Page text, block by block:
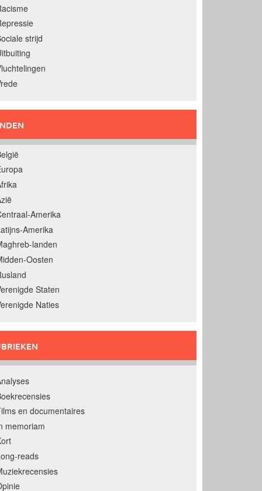
strijd
Amerika
Amerika
landen
Oosten
Staten
Naties
en documentaires
memoriam
reads